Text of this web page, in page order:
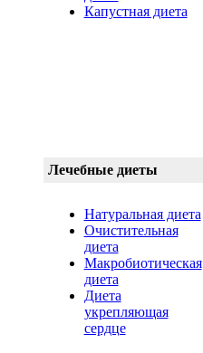
Капустная диета
Лечебные диеты
Натуральная диета
Очистительная
диета
Макробиотическая
диета
Диета
укрепляющая
сердце